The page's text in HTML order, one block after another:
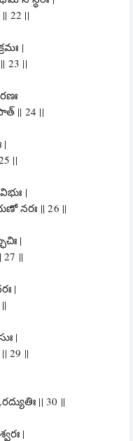
22 ||
|
23 ||
|| 24 ||
|
||
|
నరః || 26 ||
|
27 ||
|
|
29 ||
|| 30 ||
|